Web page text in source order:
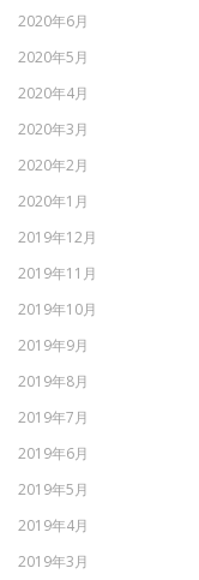
2020年6月
2020年5月
2020年4月
2020年3月
2020年2月
2020年1月
2019年12月
2019年11月
2019年10月
2019年9月
2019年8月
2019年7月
2019年6月
2019年5月
2019年4月
2019年3月